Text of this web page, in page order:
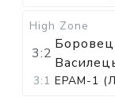
High Zone
3:2
3:1 EPAM-1